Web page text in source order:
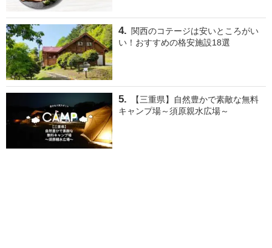
関西のコテージは安いところがい
い！おすすめの格安施設18選
【三重県】自然豊かで素敵な無料
キャンプ場～須原親水広場～